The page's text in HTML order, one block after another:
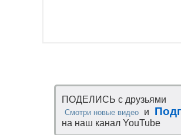
ПОДЕЛИСЬ с друзьями
Смотри новые видео и
на наш канал YouTube